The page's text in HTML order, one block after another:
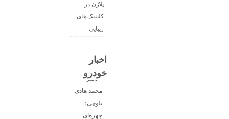
پلاژن در
کلینیک های
زیبایی
اخبار
خودرو
دکتر
محمد هادی
بلوچی؛
چهره‌ای